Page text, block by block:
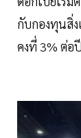
กับกองทุนสิ่
คงที่ 3% ต่อ